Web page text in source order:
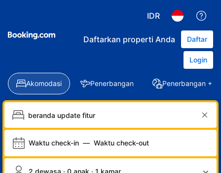
IDR
Daftarkan properti Anda Daftar
Login
Akomodasi Penerbangan Penerbangan +
Waktu check-in — Waktu check-out
2 dewasa · 0 anak · 1 kamar